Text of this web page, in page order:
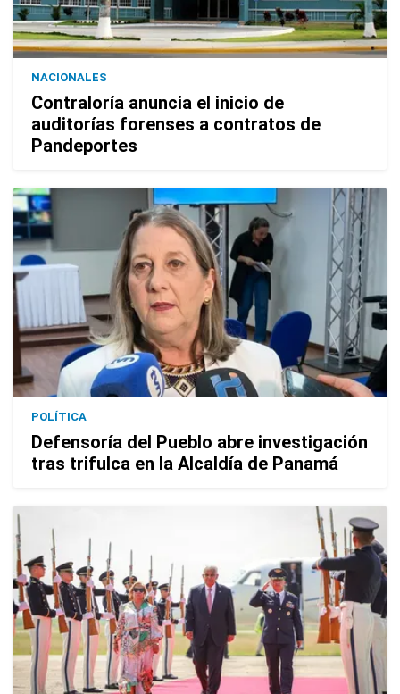
NACIONALES
Contraloría anuncia el inicio de
auditorías forenses a contratos de
Pandeportes
POLÍTICA
Defensoría del Pueblo abre investigación
tras trifulca en la Alcaldía de Panamá